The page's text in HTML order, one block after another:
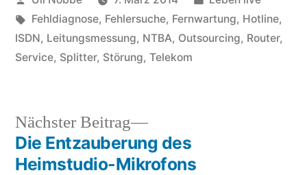
von
in
Schlagwörter:
Fehldiagnose, Fehlersuche, Fernwartung, Hotline,
ISDN, Leitungsmessung, NTBA, Outsourcing, Router,
Service, Splitter, Störung, Telekom
Beitragsnavigation
Nächster Beitrag
Nächster
Beitrag:
Die Entzauberung des
Heimstudio-Mikrofons